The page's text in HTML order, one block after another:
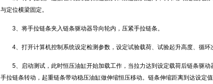
与定位横梁固定。
3、将手拉链条夹入链条驱动器导向轮内，压紧手拉链条。
4、打开计算机控制系统设定检测参数，设定试验载荷、试验起升高度、循环
5、启动测试，此时恒压油缸开始加载工作，当拉力达到设定载荷后链条驱
手拉链条转动，起重链条带动稳压油缸做伸缩恒压移动。链条伸缩距离到达设定